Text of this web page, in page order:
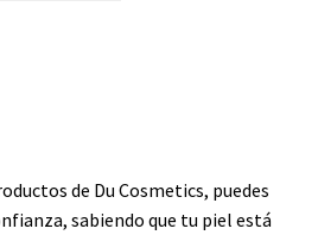
de Du Cosmetics, puedes
sabiendo que tu piel está